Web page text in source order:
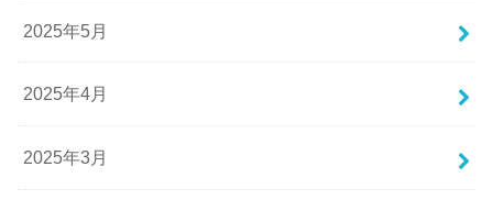
2025年5月
2025年4月
2025年3月